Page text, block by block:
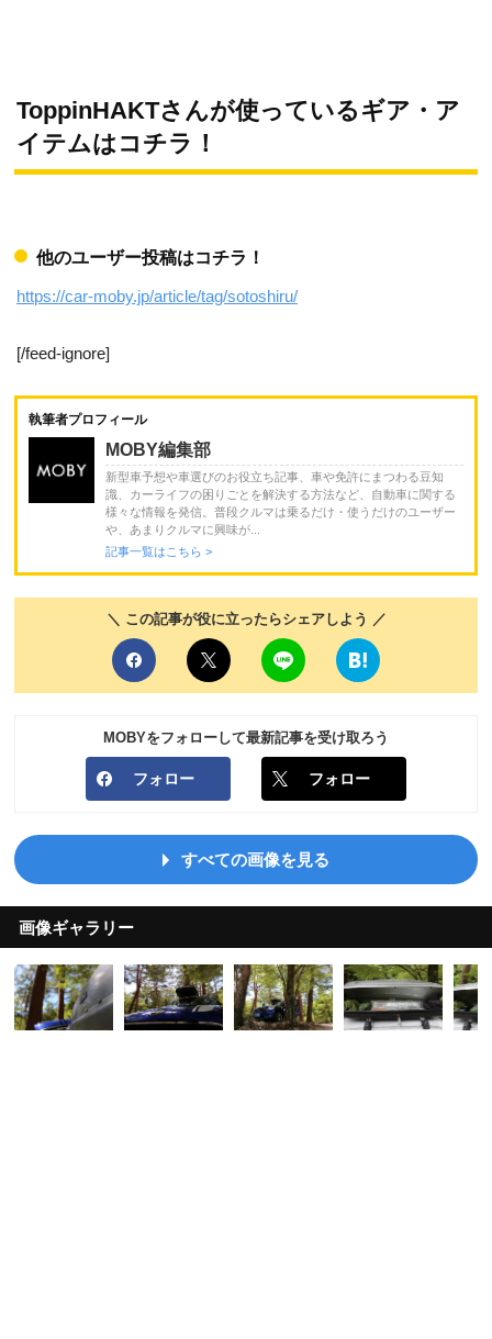
ToppinHAKTさんが使っているギア・ア
イテムはコチラ！
他のユーザー投稿はコチラ！
https://car-moby.jp/article/tag/sotoshiru/
[/feed-ignore]
執筆者プロフィール
MOBY編集部
新型車予想や車選びのお役立ち記事、車や免許にまつわる豆知
識、カーライフの困りごとを解決する方法など、自動車に関する
様々な情報を発信。普段クルマは乗るだけ・使うだけのユーザー
や、あまりクルマに興味が...
記事一覧はこちら >
＼ この記事が役に立ったらシェアしよう ／
MOBYをフォローして最新記事を受け取ろう
フォロー フォロー
すべての画像を見る
画像ギャラリー